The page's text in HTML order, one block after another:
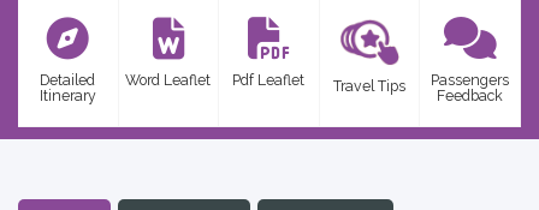
Detailed
Itinerary
Word Leaflet Pdf Leaflet Travel Tips
Passengers
Feedback